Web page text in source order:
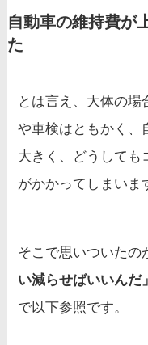
自動車の維持費が
た
とは言え、大体の
や車検はともかく、
大きく、どうしても
がかかってしまいま
そこで思いついたの
い減らせばいいんだ」
で以下参照です。